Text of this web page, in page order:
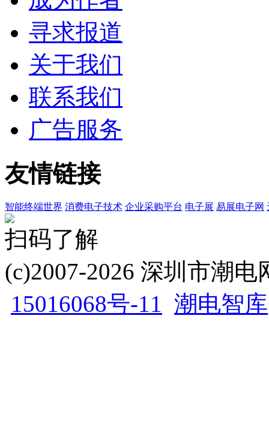
寻求报道
关于我们
联系我们
广告服务
友情链接
智能终端世界 消费电子技术 企业采购平台 电子展 易展电子网
扫码了解
(c)2007-2026 深圳市潮
15016068号-11 潮电智库